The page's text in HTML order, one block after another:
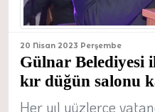
20 Nisan 2023 Perşembe
Gülnar Belediyesi
kır düğün salonu
Her yıl yüzlerce